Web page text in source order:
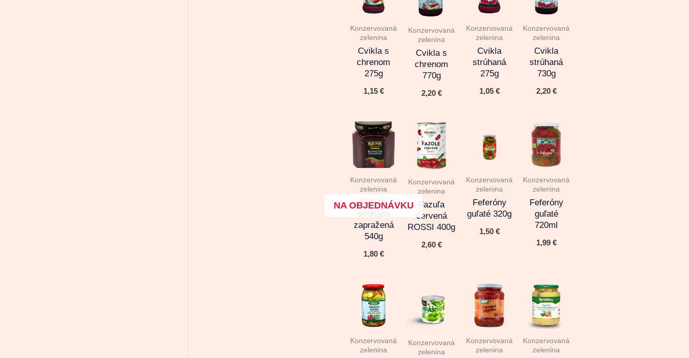
Konzervovaná
zelenina
Cvikla s
chrenom
275g
1,15 €
Konzervovaná
zelenina
Cvikla s
chrenom
770g
2,20 €
Konzervovaná
zelenina
Cvikla
strúhaná
275g
1,05 €
Konzervovaná
zelenina
Cvikla
strúhaná
730g
2,20 €
NA OBJEDNÁVKU
Konzervovaná
zelenina
Cvikla
strúhaná
zapražená
540g
1,80 €
Konzervovaná
zelenina
Fazuľa
červená
ROSSI 400g
2,60 €
Konzervovaná
zelenina
Feferóny
guľaté 320g
1,50 €
Konzervovaná
zelenina
Feferóny
guľaté
720ml
1,99 €
Konzervovaná
zelenina
Konzervovaná
zelenina
Konzervovaná
zelenina
Konzervovaná
zelenina